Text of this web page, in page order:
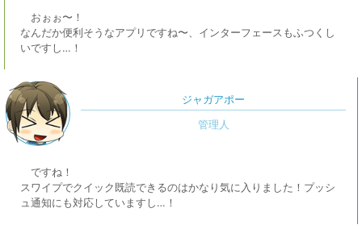
おぉぉ〜！
なんだか便利そうなアプリですね〜、インターフェースもふつくし
いですし…！
ジャガアポー
ですね！
スワイプでクイック既読できるのはかなり気に入りました！プッシ
ュ通知にも対応していますし…！